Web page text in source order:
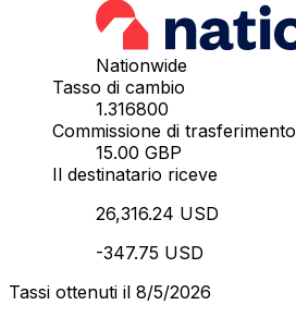
Nationwide
Tasso di cambio
1.316800
Commissione di trasferimento
15.00 GBP
Il destinatario riceve
26,316.24 USD
-347.75 USD
Tassi ottenuti il 8/5/2026